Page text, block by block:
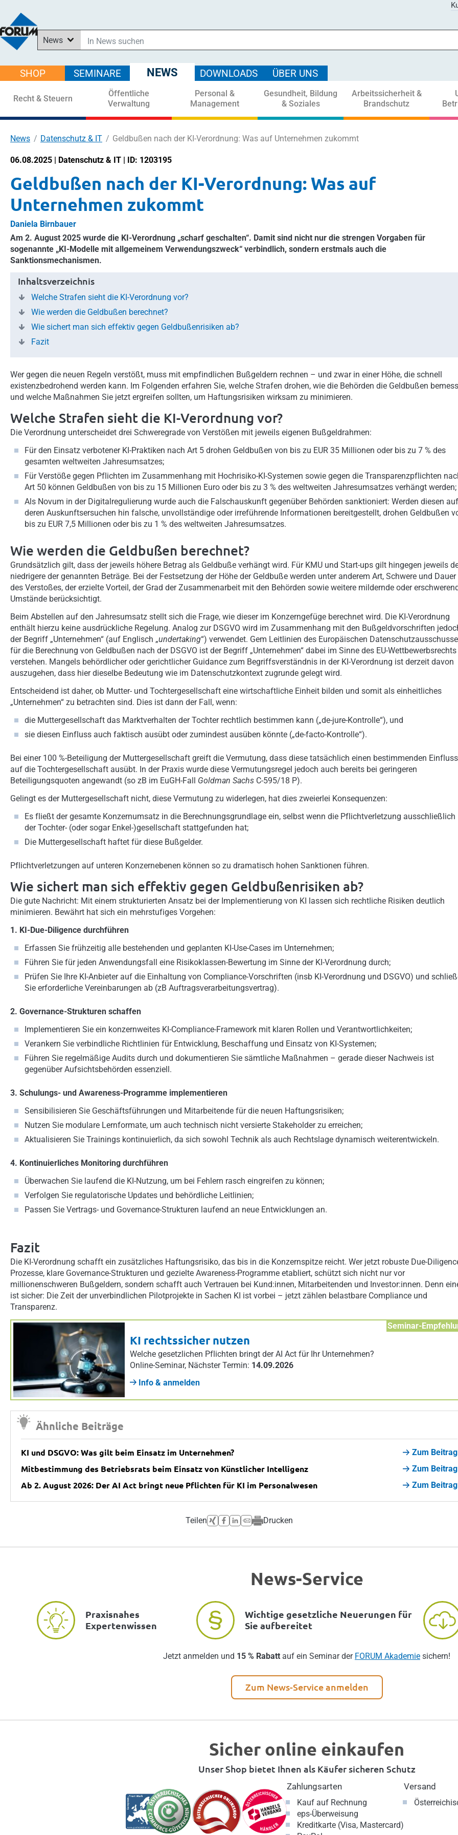
News
In Downloads suchen
Im Shop suchen
In Seminaren suchen
SHOP SEMINARE NEWS DOWNLOADS ÜBER UNS
Recht & Steuern
Öffentliche
Verwaltung
Personal &
Management
Gesundheit, Bildung
& Soziales
Arbeitssicherheit &
Brandschutz
News Datenschutz & IT Geldbußen nach der KI-Verordnung: Was auf Unternehmen zukommt
06.08.2025 | Datenschutz & IT | ID: 1203195
Geldbußen nach der KI-Verordnung: Was auf
Unternehmen zukommt
Daniela Birnbauer
Am 2. August 2025 wurde die KI-Verordnung „scharf geschalten“. Damit sind nicht nur die strengen Vorgaben für
sogenannte „KI-Modelle mit allgemeinem Verwendungszweck“ verbindlich, sondern erstmals auch die
Sanktionsmechanismen.
Inhaltsverzeichnis
Welche Strafen sieht die KI-Verordnung vor?
Wie werden die Geldbußen berechnet?
Wie sichert man sich effektiv gegen Geldbußenrisiken ab?
Fazit
Wer gegen die neuen Regeln verstößt, muss mit empfindlichen Bußgeldern rechnen – und zwar in einer Höhe, die schnell
existenzbedrohend werden kann. Im Folgenden erfahren Sie, welche Strafen drohen, wie die Behörden die Geldbußen
und welche Maßnahmen Sie jetzt ergreifen sollten, um Haftungsrisiken wirksam zu minimieren.
Welche Strafen sieht die KI-Verordnung vor?
Die Verordnung unterscheidet drei Schweregrade von Verstößen mit jeweils eigenen Bußgeldrahmen:
Für den Einsatz verbotener KI-Praktiken nach Art 5 drohen Geldbußen von bis zu EUR 35 Millionen oder bis zu 7 % des
gesamten weltweiten Jahresumsatzes;
Für Verstöße gegen Pflichten im Zusammenhang mit Hochrisiko-KI-Systemen sowie gegen die Transparenzpflichten
Art 50 können Geldbußen von bis zu 15 Millionen Euro oder bis zu 3 % des weltweiten Jahresumsatzes verhängt werden;
Als Novum in der Digitalregulierung wurde auch die Falschauskunft gegenüber Behörden sanktioniert: Werden diesen auf
deren Auskunftsersuchen hin falsche, unvollständige oder irreführende Informationen bereitgestellt, drohen Geldbußen
bis zu EUR 7,5 Millionen oder bis zu 1 % des weltweiten Jahresumsatzes.
Wie werden die Geldbußen berechnet?
Grundsätzlich gilt, dass der jeweils höhere Betrag als Geldbuße verhängt wird. Für KMU und Start-ups gilt hingegen jeweils
niedrigere der genannten Beträge. Bei der Festsetzung der Höhe der Geldbuße werden unter anderem Art, Schwere und Dauer
des Verstoßes, der erzielte Vorteil, der Grad der Zusammenarbeit mit den Behörden sowie weitere mildernde oder
Umstände berücksichtigt.
Beim Abstellen auf den Jahresumsatz stellt sich die Frage, wie dieser im Konzerngefüge berechnet wird. Die KI-Verordnung
enthält hierzu keine ausdrückliche Regelung. Analog zur DSGVO wird im Zusammenhang mit den Bußgeldvorschriften
der Begriff „Unternehmen“ (auf Englisch „undertaking“) verwendet. Gem Leitlinien des Europäischen
für die Berechnung von Geldbußen nach der DSGVO ist der Begriff „Unternehmen“ dabei im Sinne des EU-
verstehen. Mangels behördlicher oder gerichtlicher Guidance zum Begriffsverständnis in der KI-Verordnung ist derzeit davon
auszugehen, dass hier dieselbe Bedeutung wie im Datenschutzkontext zugrunde gelegt wird.
Entscheidend ist daher, ob Mutter- und Tochtergesellschaft eine wirtschaftliche Einheit bilden und somit als einheitliches
„Unternehmen“ zu betrachten sind. Dies ist dann der Fall, wenn:
die Muttergesellschaft das Marktverhalten der Tochter rechtlich bestimmen kann („de-jure-Kontrolle“), und
sie diesen Einfluss auch faktisch ausübt oder zumindest ausüben könnte („de-facto-Kontrolle“).
Bei einer 100 %-Beteiligung der Muttergesellschaft greift die Vermutung, dass diese tatsächlich einen bestimmenden Einfluss
auf die Tochtergesellschaft ausübt. In der Praxis wurde diese Vermutungsregel jedoch auch bereits bei geringeren
Beteiligungsquoten angewandt (so zB im EuGH-Fall Goldman Sachs C-595/18 P).
Gelingt es der Muttergesellschaft nicht, diese Vermutung zu widerlegen, hat dies zweierlei Konsequenzen:
Es fließt der gesamte Konzernumsatz in die Berechnungsgrundlage ein, selbst wenn die Pflichtverletzung ausschließlich
der Tochter- (oder sogar Enkel-)gesellschaft stattgefunden hat;
Die Muttergesellschaft haftet für diese Bußgelder.
Pflichtverletzungen auf unteren Konzernebenen können so zu dramatisch hohen Sanktionen führen.
Wie sichert man sich effektiv gegen Geldbußenrisiken ab?
Die gute Nachricht: Mit einem strukturierten Ansatz bei der Implementierung von KI lassen sich rechtliche Risiken deutlich
minimieren. Bewährt hat sich ein mehrstufiges Vorgehen:
1. KI-Due-Diligence durchführen
Erfassen Sie frühzeitig alle bestehenden und geplanten KI-Use-Cases im Unternehmen;
Führen Sie für jeden Anwendungsfall eine Risikoklassen-Bewertung im Sinne der KI-Verordnung durch;
Prüfen Sie Ihre KI-Anbieter auf die Einhaltung von Compliance-Vorschriften (insb KI-Verordnung und DSGVO) und
Sie erforderliche Vereinbarungen ab (zB Auftragsverarbeitungsvertrag).
2. Governance-Strukturen schaffen
Implementieren Sie ein konzernweites KI-Compliance-Framework mit klaren Rollen und Verantwortlichkeiten;
Verankern Sie verbindliche Richtlinien für Entwicklung, Beschaffung und Einsatz von KI-Systemen;
Führen Sie regelmäßige Audits durch und dokumentieren Sie sämtliche Maßnahmen – gerade dieser Nachweis ist
gegenüber Aufsichtsbehörden essenziell.
3. Schulungs- und Awareness-Programme implementieren
Sensibilisieren Sie Geschäftsführungen und Mitarbeitende für die neuen Haftungsrisiken;
Nutzen Sie modulare Lernformate, um auch technisch nicht versierte Stakeholder zu erreichen;
Aktualisieren Sie Trainings kontinuierlich, da sich sowohl Technik als auch Rechtslage dynamisch weiterentwickeln.
4. Kontinuierliches Monitoring durchführen
Überwachen Sie laufend die KI-Nutzung, um bei Fehlern rasch eingreifen zu können;
Verfolgen Sie regulatorische Updates und behördliche Leitlinien;
Passen Sie Vertrags- und Governance-Strukturen laufend an neue Entwicklungen an.
Fazit
Die KI-Verordnung schafft ein zusätzliches Haftungsrisiko, das bis in die Konzernspitze reicht. Wer jetzt robuste Due-
Prozesse, klare Governance-Strukturen und gezielte Awareness-Programme etabliert, schützt sich nicht nur vor
millionenschweren Bußgeldern, sondern schafft auch Vertrauen bei Kund:innen, Mitarbeitenden und Investor:innen. Denn
ist sicher: Die Zeit der unverbindlichen Pilotprojekte in Sachen KI ist vorbei – jetzt zählen belastbare Compliance und
Transparenz.
Seminar-
KI rechtssicher nutzen
Welche gesetzlichen Pflichten bringt der AI Act für Ihr Unternehmen?
Online-Seminar, Nächster Termin: 14.09.2026
Info & anmelden
Ähnliche Beiträge
KI und DSGVO: Was gilt beim Einsatz im Unternehmen? Zum Beitrag
Mitbestimmung des Betriebsrats beim Einsatz von Künstlicher Intelligenz Zum Beitrag
Ab 2. August 2026: Der AI Act bringt neue Pflichten für KI im Personalwesen Zum Beitrag
Teilen Drucken
News-Service
Praxisnahes
Expertenwissen
Wichtige gesetzliche Neuerungen für
Sie aufbereitet
Jetzt anmelden und 15 % Rabatt auf ein Seminar der FORUM Akademie sichern!
Zum News-Service anmelden
Sicher online einkaufen
Unser Shop bietet Ihnen als Käufer sicheren Schutz
Zahlungsarten
Kauf auf Rechnung
eps-Überweisung
Kreditkarte (Visa, Mastercard)
Versand